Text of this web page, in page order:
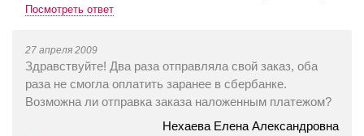
Посмотреть ответ
27 апреля 2009
Здравствуйте! Два раза отправляла свой заказ, оба
раза не смогла оплатить заранее в сбербанке.
Возможна ли отправка заказа наложенным платежом?
Нехаева Елена Александровна